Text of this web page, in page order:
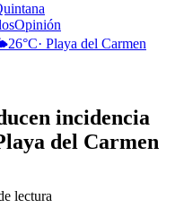
Opinión
26°C· Playa del Carmen
incidencia
del Carmen
lectura